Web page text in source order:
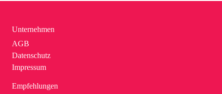
Unternehmen
AGB
Datenschutz
Impressum
Empfehlungen